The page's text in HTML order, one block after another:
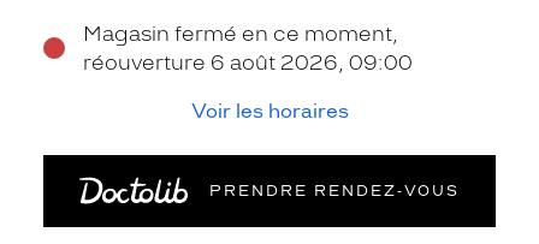
Magasin fermé en ce moment,
réouverture 6 août 2026, 09:00
Voir les horaires
PRENDRE RENDEZ‑VOUS